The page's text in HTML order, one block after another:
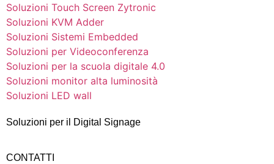
Soluzioni Touch Screen Zytronic
Soluzioni KVM Adder
Soluzioni Sistemi Embedded
Soluzioni per Videoconferenza
Soluzioni per la scuola digitale 4.0
Soluzioni monitor alta luminosità
Soluzioni LED wall
Soluzioni per il Digital Signage
CONTATTI